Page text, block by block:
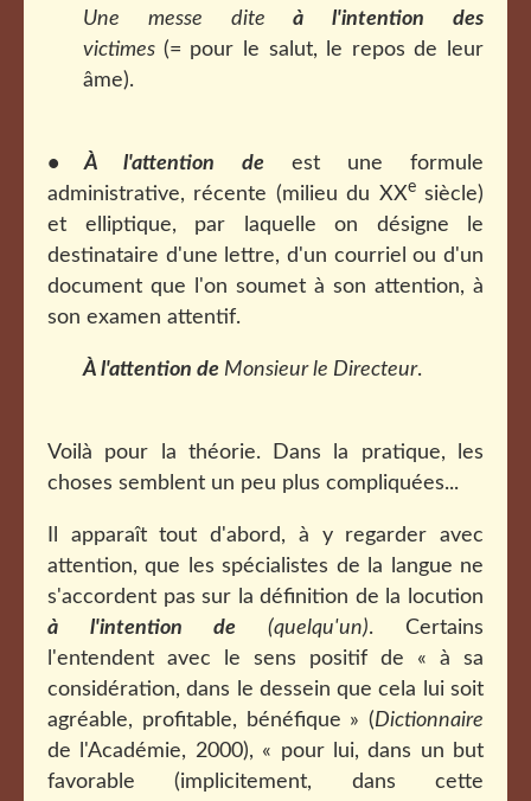
Une messe diteà l'intention des
victimes (= pour le salut, le repos de leur
âme).
• À l'attention deest une formule
administrative, récente (milieu du XXesiècle)
et elliptique, par laquelle on désigne le
destinataire d'une lettre, d'un courriel ou d'un
document que l'on soumet à son attention, à
son examen attentif.
À l'attention de Monsieur le Directeur.
Voilà pour la théorie. Dans la pratique, les
choses semblent un peu plus compliquées...
Il apparaît tout d'abord, à y regarder avec
attention, que les spécialistes de la langue ne
s'accordent pas sur la définition de la locution
à l'intention de (quelqu'un). Certains
l'entendent avec le sens positif de « à sa
considération, dans le dessein que cela lui soit
agréable, profitable, bénéfique » (Dictionnaire
de l'Académie, 2000), « pour lui, dans un but
favorable (implicitement, dans cette